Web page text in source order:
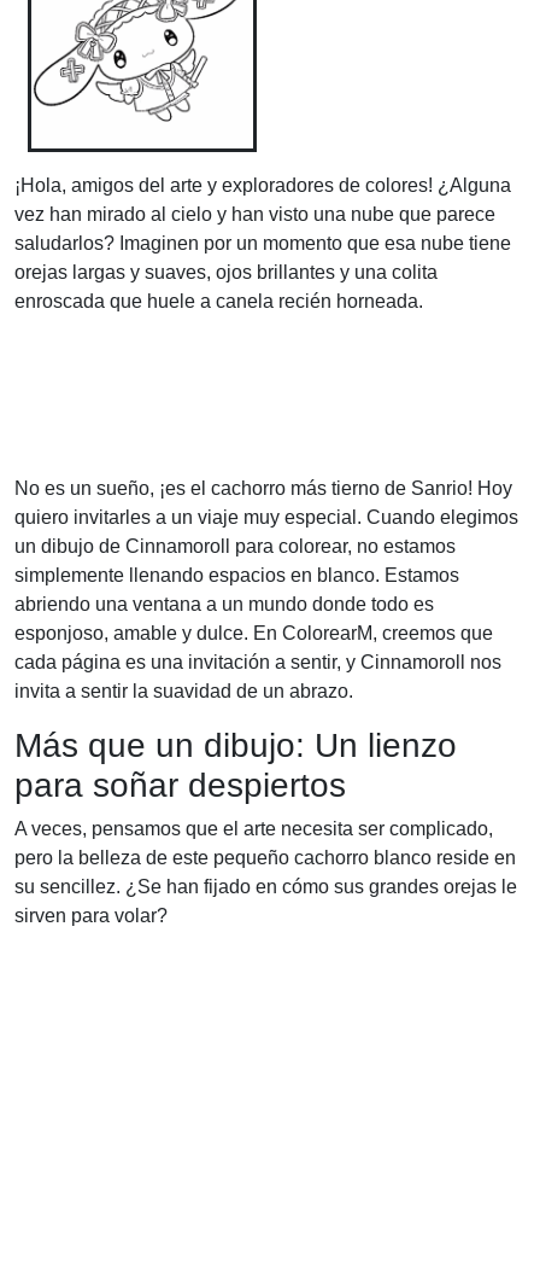
¡Hola, amigos del arte y exploradores de colores! ¿Alguna
vez han mirado al cielo y han visto una nube que parece
saludarlos? Imaginen por un momento que esa nube tiene
orejas largas y suaves, ojos brillantes y una colita
enroscada que huele a canela recién horneada.
No es un sueño, ¡es el cachorro más tierno de Sanrio! Hoy
quiero invitarles a un viaje muy especial. Cuando elegimos
un dibujo de Cinnamoroll para colorear, no estamos
simplemente llenando espacios en blanco. Estamos
abriendo una ventana a un mundo donde todo es
esponjoso, amable y dulce. En ColorearM, creemos que
cada página es una invitación a sentir, y Cinnamoroll nos
invita a sentir la suavidad de un abrazo.
Más que un dibujo: Un lienzo
para soñar despiertos
A veces, pensamos que el arte necesita ser complicado,
pero la belleza de este pequeño cachorro blanco reside en
su sencillez. ¿Se han fijado en cómo sus grandes orejas le
sirven para volar?